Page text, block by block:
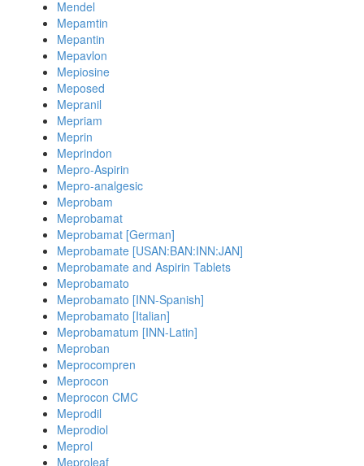
Mendel
Mepamtin
Mepantin
Mepavlon
Mepiosine
Meposed
Mepranil
Mepriam
Meprin
Meprindon
Mepro-Aspirin
Mepro-analgesic
Meprobam
Meprobamat
Meprobamat [German]
Meprobamate [USAN:BAN:INN:JAN]
Meprobamate and Aspirin Tablets
Meprobamato
Meprobamato [INN-Spanish]
Meprobamato [Italian]
Meprobamatum [INN-Latin]
Meproban
Meprocompren
Meprocon
Meprocon CMC
Meprodil
Meprodiol
Meprol
Meproleaf